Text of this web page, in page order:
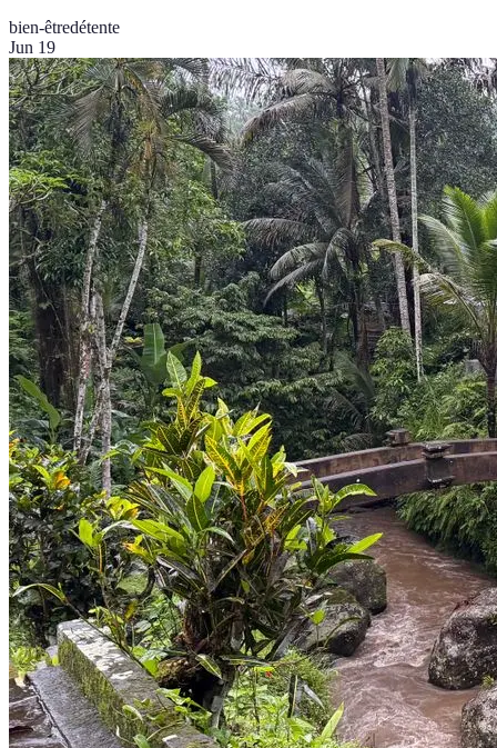
bien-êtredétente
Jun 19